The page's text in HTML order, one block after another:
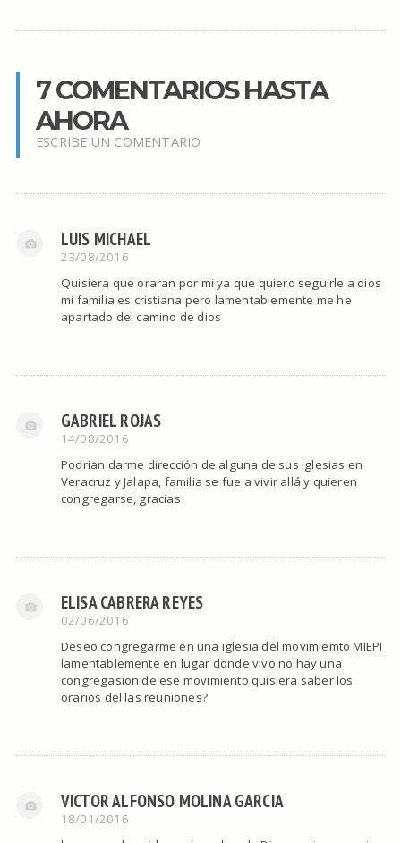
7 COMENTARIOS HASTA
AHORA
ESCRIBE UN COMENTARIO
LUIS MICHAEL
23/08/2016
Quisiera que oraran por mi ya que quiero seguirle a dios
mi familia es cristiana pero lamentablemente me he
apartado del camino de dios
GABRIEL ROJAS
14/08/2016
Podrían darme dirección de alguna de sus iglesias en
Veracruz y Jalapa, familia se fue a vivir allá y quieren
congregarse, gracias
ELISA CABRERA REYES
02/06/2016
Deseo congregarme en una iglesia del movimiemto MIEPI
lamentablemente en lugar donde vivo no hay una
congregasion de ese movimiento quisiera saber los
orarios del las reuniones?
VICTOR ALFONSO MOLINA GARCIA
18/01/2016